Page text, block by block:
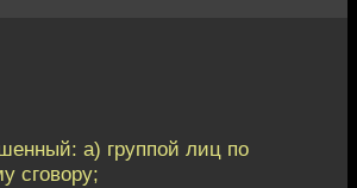
а) группой лиц по
сговору;